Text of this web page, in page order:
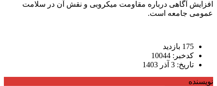
افزایش آگاهی درباره مقاومت میکروبی و نقش آن در سلامت
عمومی جامعه است.
175 بازدید
کدخبر: 10044
تاریخ: 3 آذر 1403
نویسنده